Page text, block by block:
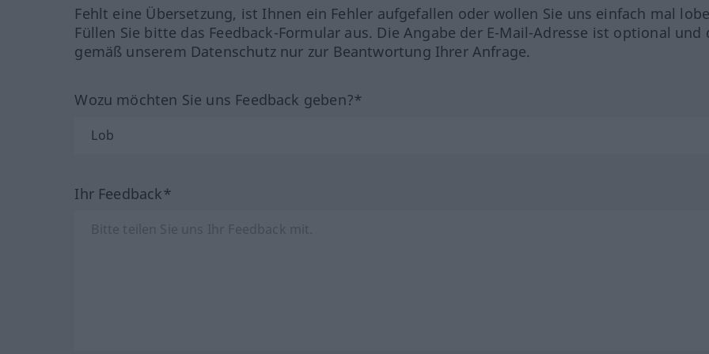
Fehlt eine Übersetzung, ist Ihnen ein Fehler aufgefallen oder wollen Sie uns einfach mal
Füllen Sie bitte das Feedback-Formular aus. Die Angabe der E-Mail-Adresse ist optional und
gemäß unserem Datenschutz nur zur Beantwortung Ihrer Anfrage.
Wozu möchten Sie uns Feedback geben?*
Ihr Feedback*